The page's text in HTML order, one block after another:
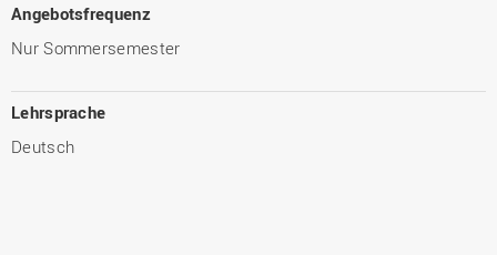
Angebotsfrequenz
Nur Sommersemester
Lehrsprache
Deutsch